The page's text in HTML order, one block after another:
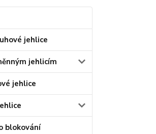
jehlice
jehlicím
jehlice
blokování